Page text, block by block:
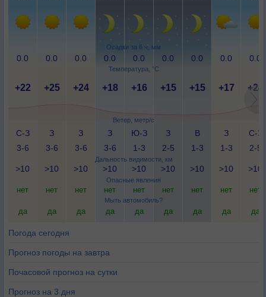
Осадки за 6 ч, мм
Температура, °C
Ветер, метр/с
Дальность видимости, км
Опасные явления
Мыть автомобиль?
0.0 0.0 0.0 0.0 0.0 0.0 0.0 0.0 0.0
+22 +25 +24 +18 +16 +15 +15 +17 +24
С-З
3-6
З
3-6
З
3-6
З
3-6
Ю-З
1-3
З
2-5
В
1-3
З
1-3
С-З
2-5
>10 >10 >10 >10 >10 >10 >10 >10 >10
нет нет нет нет нет нет нет нет нет
да да да да да да да да да
Погода сегодня
Прогноз погоды на завтра
Почасовой прогноз на сутки
Прогноз на 3 дня